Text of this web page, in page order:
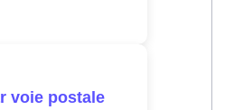
voie postale